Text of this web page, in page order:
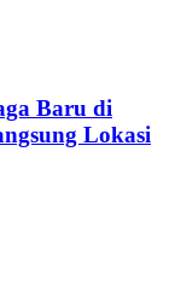
Baru di
Lokasi